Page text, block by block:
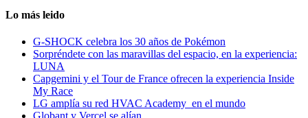
Lo más leido
G-SHOCK celebra los 30 años de Pokémon
Sorpréndete con las maravillas del espacio, en la experiencia:
LUNA
Capgemini y el Tour de France ofrecen la experiencia Inside
My Race
LG amplía su red HVAC Academy en el mundo